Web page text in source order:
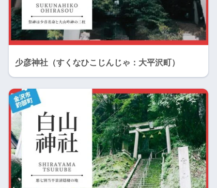
少彦神社（すくなひこじんじゃ：大平沢町）